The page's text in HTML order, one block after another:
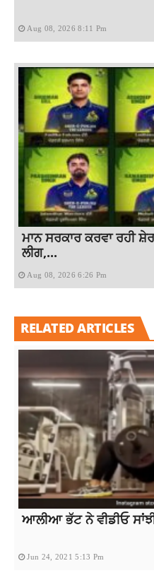
Aug 08, 2026 8:11 Pm
ਮਾਨ ਸਰਕਾਰ ਕਰਵਾ ਰਹੀ
ਲੀਗ,...
Aug 08, 2026 6:26 Pm
RELATED ARTICLES
ਆਲੀਆ ਭੱਟ ਨੇ ਵੀਡੀਓ
Jun 24, 2021 5:13 Pm